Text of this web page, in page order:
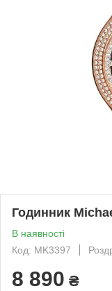
Годинник
В наявності
Код: MK3397
8 890 ₴